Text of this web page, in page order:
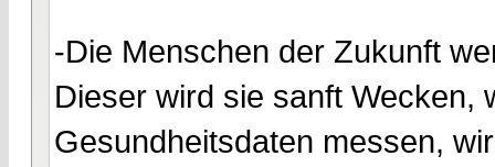
-Die Menschen der Zukunft
Dieser wird sie sanft Wecken,
Gesundheitsdaten messen,